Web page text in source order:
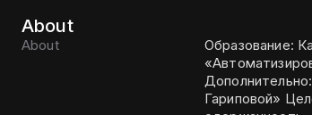
About
About
Образование:
Гариповой» Целеустремлённость, интеллект, эмоциональная